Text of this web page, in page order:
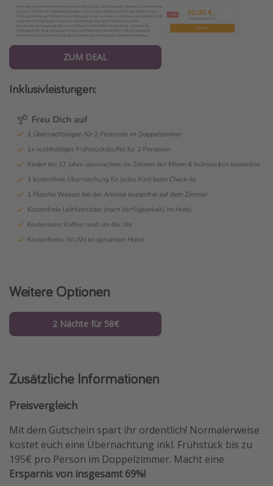
ZUM DEAL
Inklusivleistungen:
Weitere Optionen
2 Nächte für 58€
Zusätzliche Informationen
Preisvergleich
Mit dem Gutschein spart ihr ordentlich! Normalerweise
kostet euch eine Übernachtung inkl. Frühstück bis zu
195€ pro Person im Doppelzimmer. Macht eine
Ersparnis von insgesamt 69%!